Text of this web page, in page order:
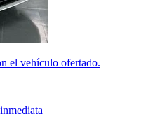
el vehículo ofertado.